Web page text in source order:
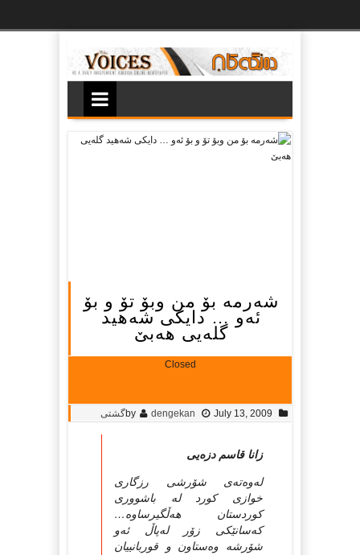
شەرمە بۆ من وبۆ تۆ و بۆ
ئەو … دایکی شەهید
گلەیی هەبێ
Closed
by dengekan July 13, 2009 گشتی
زانا قاسم دزەیی
لەوەتەی شۆرشی رزگاری
خوازی کورد لە باشووری
کوردستان هەڵگیرساوە…
کەسانێکی زۆر لەپاڵ ئەو
شۆرشە وەستاون و قوربانییان